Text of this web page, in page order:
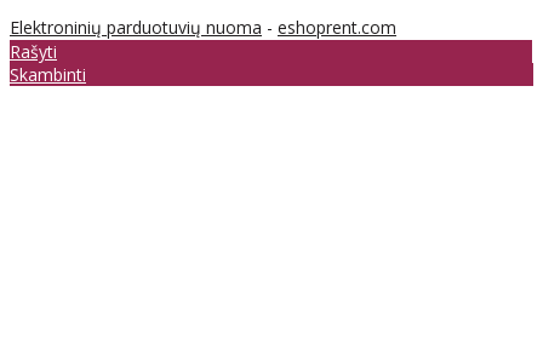
Elektroninių parduotuvių nuoma - eshoprent.com
Rašyti
Skambinti